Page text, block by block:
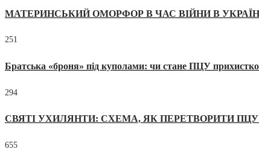
МАТЕРИНСЬКИЙ ОМОРФОР В ЧАС ВІЙНИ В
251
Братська «броня» під куполами: чи стане ПЦУ
294
СВЯТІ УХИЛЯНТИ: СХЕМА, ЯК ПЕРЕТВОРИТИ
655